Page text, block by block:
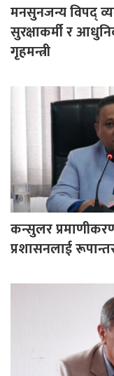
मनसुनजन्य विपद्
सुरक्षाकर्मी र
गृहमन्त्री
कन्सुलर
प्रशासनलाई